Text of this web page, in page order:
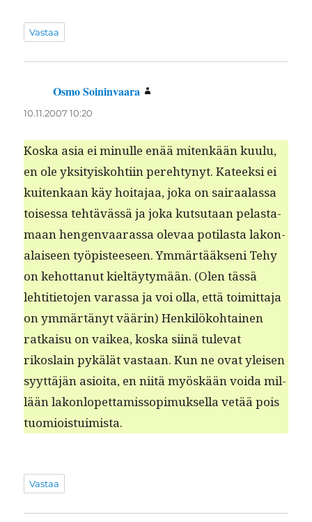
Vastaa
Osmo Soininvaara
10.11.2007 10:20
Kos­ka asia ei min­ulle enää mitenkään kuu­lu,
en ole yksi­tyisko­hti­in pere­htynyt. Kateek­si ei
kuitenkaan käy hoita­jaa, joka on sairaalas­sa
toises­sa tehtävässä ja joka kut­su­taan pelas­ta­
maan hen­gen­vaaras­sa ole­vaa poti­las­ta lakon­
alaiseen työpis­teeseen. Ymmärtääk­seni Tehy
on kehot­tanut kieltäy­tymään. (Olen tässä
lehti­ti­eto­jen varas­sa ja voi olla, että toimit­ta­ja
on ymmärtänyt väärin) Henkilöko­htainen
ratkaisu on vaikea, kos­ka siinä tule­vat
rikoslain pykälät vas­taan. Kun ne ovat yleisen
syyt­täjän asioi­ta, en niitä myöskään voi­da mil­
lään lakon­lopet­tamis­sopimuk­sel­la vetää pois
tuomioistuimista.
Vastaa